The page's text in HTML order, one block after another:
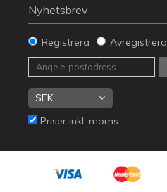
Nyhetsbrev
Registrera Avregistrera
Priser inkl. moms